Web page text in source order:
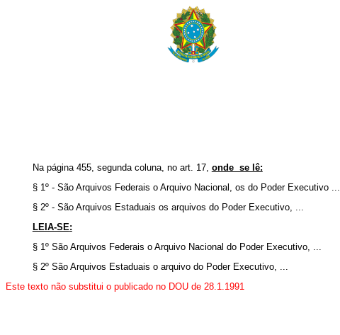
Na página 455, segunda coluna, no art. 17, onde se lê:
§ 1º - São Arquivos Federais o Arquivo Nacional, os do Poder Executivo ...
§ 2º - São Arquivos Estaduais os arquivos do Poder Executivo, ...
LEIA-SE:
§ 1º São Arquivos Federais o Arquivo Nacional do Poder Executivo, ...
§ 2º São Arquivos Estaduais o arquivo do Poder Executivo, ...
Este texto não substitui o publicado no DOU de 28.1.1991